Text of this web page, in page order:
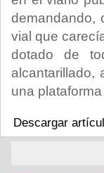
demandando,
vial que
dotado de
alcantarillado,
una
Descargar